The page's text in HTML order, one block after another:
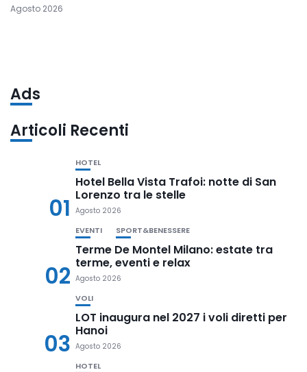
Agosto 2026
Ads
Articoli Recenti
01
HOTEL
Hotel Bella Vista Trafoi: notte di San
Lorenzo tra le stelle
Agosto 2026
02
EVENTI SPORT&BENESSERE
Terme De Montel Milano: estate tra
terme, eventi e relax
Agosto 2026
03
VOLI
LOT inaugura nel 2027 i voli diretti per
Hanoi
Agosto 2026
HOTEL